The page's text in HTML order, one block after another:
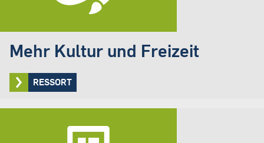
Mehr Kultur und Freizeit
RESSORT